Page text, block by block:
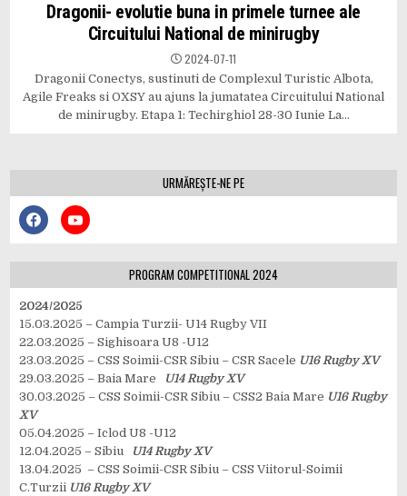
Dragonii- evolutie buna in primele turnee ale
Circuitului National de minirugby
2024-07-11
Dragonii Conectys, sustinuti de Complexul Turistic Albota,
Agile Freaks si OXSY au ajuns la jumatatea Circuitului National
de minirugby. Etapa 1: Techirghiol 28-30 Iunie La…
URMĂREȘTE-NE PE
PROGRAM COMPETITIONAL 2024
2024/2025
15.03.2025 – Campia Turzii- U14 Rugby VII
22.03.2025 – Sighisoara U8 -U12
23.03.2025 – CSS Soimii-CSR Sibiu – CSR Sacele U16 Rugby XV
29.03.2025 – Baia Mare
U14 Rugby XV
30.03.2025 – CSS Soimii-CSR Sibiu – CSS2 Baia Mare U16 Rugby
XV
05.04.2025 – Iclod U8 -U12
12.04.2025 – Sibiu
U14 Rugby XV
13.04.2025 – CSS Soimii-CSR Sibiu – CSS Viitorul-Soimii
C.Turzii U16 Rugby XV